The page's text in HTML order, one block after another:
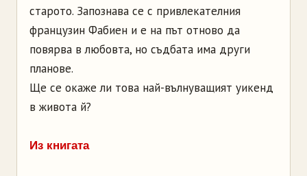
старото. Запознава се с привлекателния
французин Фабиен и е на път отново да
повярва в любовта, но съдбата има други
планове.
Ще се окаже ли това най-вълнуващият уикенд
в живота й?
Из книгата